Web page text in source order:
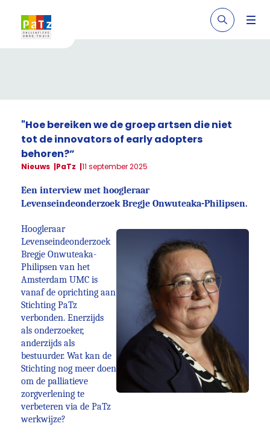
"Hoe bereiken we de groep artsen die niet
tot de innovators of early adopters
behoren?”
Nieuws PaTz 11 september 2025
Een interview met hoogleraar
Levenseindeonderzoek Bregje Onwuteaka-Philipsen.
Hoogleraar
Levenseindeonderzoek
Bregje Onwuteaka-
Philipsen van het
Amsterdam UMC is
vanaf de oprichting aan
Stichting PaTz
verbonden. Enerzijds
als onderzoeker,
anderzijds als
bestuurder. Wat kan de
Stichting nog meer doen
om de palliatieve
zorgverlening te
verbeteren via de PaTz
werkwijze?